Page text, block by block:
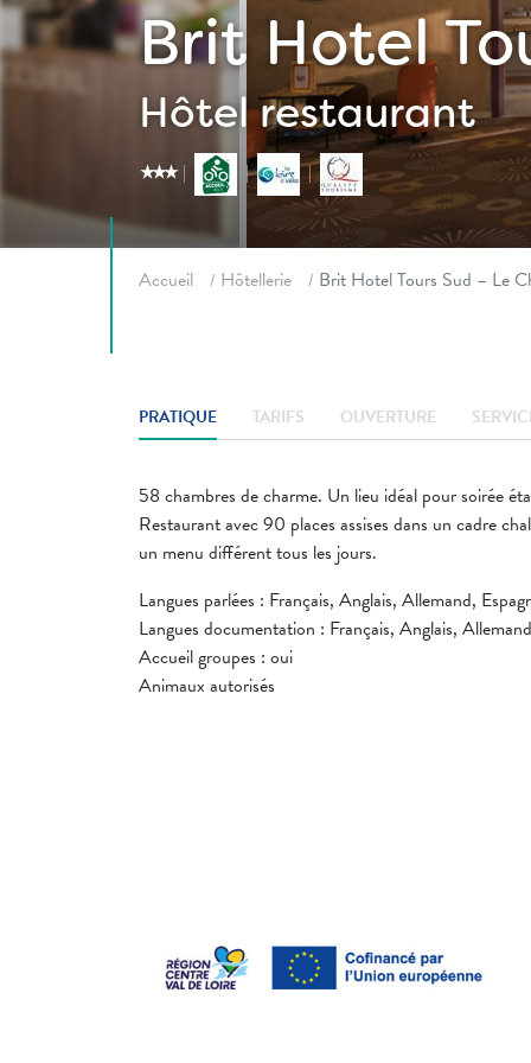
Brit Hotel
Hôtel restaurant
star_ratestar_ratestar_rate
Accueil Hôtellerie Brit Hotel Tours Sud – Le
PRATIQUE TARIFS OUVERTURE
58 chambres de charme. Un lieu idéal pour soirée
Restaurant avec 90 places assises dans un cadre
un menu différent tous les jours.
Langues parlées : Français, Anglais, Allemand,
Langues documentation : Français, Anglais, Allemand
Accueil groupes : oui
Animaux autorisés